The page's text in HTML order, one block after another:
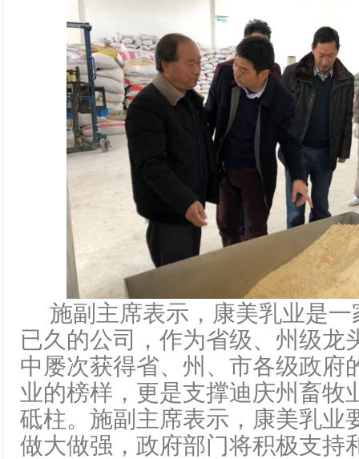
施副主席表示，康美乳业是
已久的公司，作为省级、州级龙
中屡次获得省、州、市各级政府
业的榜样，更是支撑迪庆州畜牧
砥柱。施副主席表示，康美乳业
做大做强，政府部门将积极支持